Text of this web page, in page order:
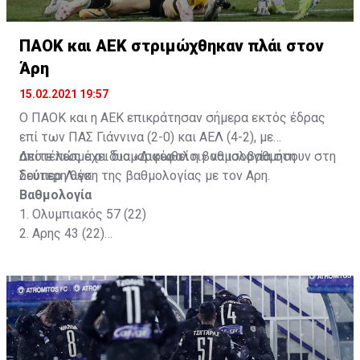
ΠΑΟΚ και ΑΕΚ στριμώχθηκαν πλάι στον
Άρη
15.02.2021 19:57
Ο ΠΑΟΚ και η ΑΕΚ επικράτησαν σήμερα εκτός έδρας
επί των ΠΑΣ Γιάννινα (2-0) και ΑΕΛ (4-2), με
αποτέλεσμα οι δυο «Δικέφαλοι» να ισοβαθμήσουν στη
δεύτερη θέση της βαθμολογίας με τον Αρη.
Δείτε πώς έχει διαμορφωθεί η βαθμολογία στη
Σούπερ Λιγκ:
Βαθμολογία
1. Ολυμπιακός 57 (22)
2. Αρης 43 (22)
5. Παναθηναϊκός 41 (22)
6. Αστέρας 37 (22)
7. Βόλος 27 (22)
8. Ατρόμητος 25 (22)